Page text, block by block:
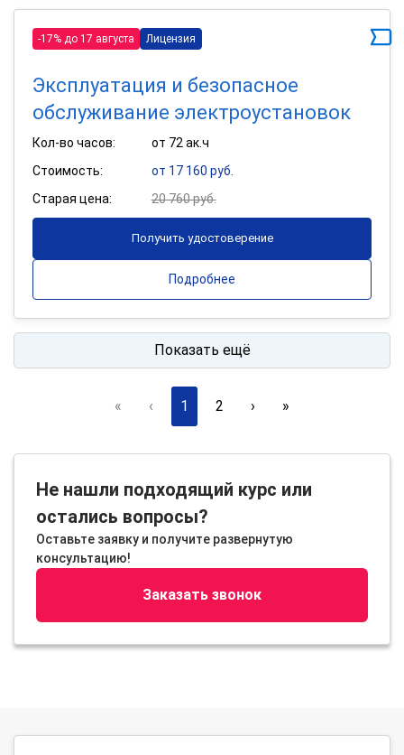
-17% до 17 августа Лицензия
Эксплуатация и безопасное
обслуживание электроустановок
Кол-во часов:
от 72 ак.ч
Стоимость:
от 17 160 руб.
Старая цена:
20 760 руб.
Получить удостоверение
Подробнее
Показать ещё
« ‹ 1 2 › »
Не нашли подходящий курс или
остались вопросы?
Оставьте заявку и получите развернутую
консультацию!
Заказать звонок